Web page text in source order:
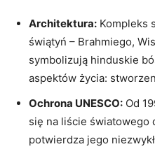
Architektura: Kompleks
świątyń – Brahmiego,
symbolizują hinduskie
aspektów życia:
Ochrona UNESCO: Od
się na liście światowego
potwierdza jego